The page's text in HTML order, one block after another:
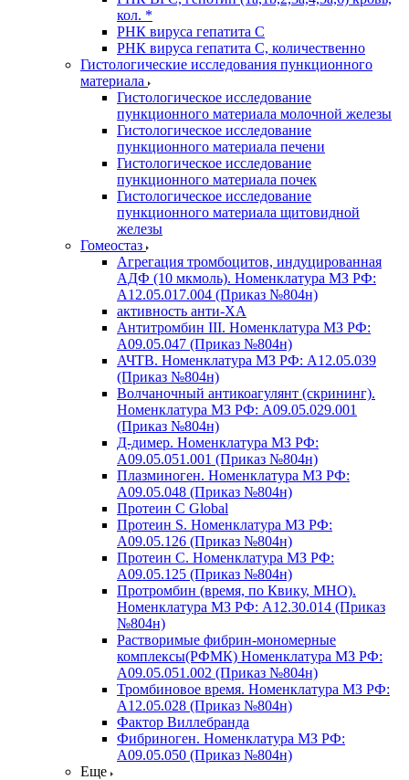
кол. *
РНК вируса гепатита C
РНК вируса гепатита C, количественно
Гистологические исследования пункционного
материала
Гистологическое исследование
пункционного материала молочной железы
Гистологическое исследование
пункционного материала печени
Гистологическое исследование
пункционного материала почек
Гистологическое исследование
пункционного материала щитовидной
железы
Гомеостаз
Агрегация тромбоцитов, индуцированная
АДФ (10 мкмоль). Номенклатура МЗ РФ:
A12.05.017.004 (Приказ №804н)
активность анти-ХА
Антитромбин III. Номенклатура МЗ РФ:
A09.05.047 (Приказ №804н)
АЧТВ. Номенклатура МЗ РФ: A12.05.039
(Приказ №804н)
Волчаночный антикоагулянт (скрининг).
Номенклатура МЗ РФ: A09.05.029.001
(Приказ №804н)
Д-димер. Номенклатура МЗ РФ:
A09.05.051.001 (Приказ №804н)
Плазминоген. Номенклатура МЗ РФ:
A09.05.048 (Приказ №804н)
Протеин C Global
Протеин S. Номенклатура МЗ РФ:
A09.05.126 (Приказ №804н)
Протеин С. Номенклатура МЗ РФ:
A09.05.125 (Приказ №804н)
Протромбин (время, по Квику, МНО).
Номенклатура МЗ РФ: A12.30.014 (Приказ
№804н)
Растворимые фибрин-мономерные
комплексы(РФМК) Номенклатура МЗ РФ:
A09.05.051.002 (Приказ №804н)
Тромбиновое время. Номенклатура МЗ РФ:
A12.05.028 (Приказ №804н)
Фактор Виллебранда
Фибриноген. Номенклатура МЗ РФ:
A09.05.050 (Приказ №804н)
Еще